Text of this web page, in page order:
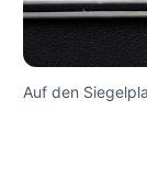
Auf den